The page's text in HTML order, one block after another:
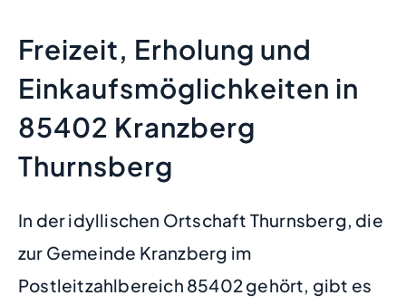
Freizeit, Erholung und
Einkaufsmöglichkeiten in
85402 Kranzberg
Thurnsberg
In der idyllischen Ortschaft Thurnsberg, die
zur Gemeinde Kranzberg im
Postleitzahlbereich 85402 gehört, gibt es